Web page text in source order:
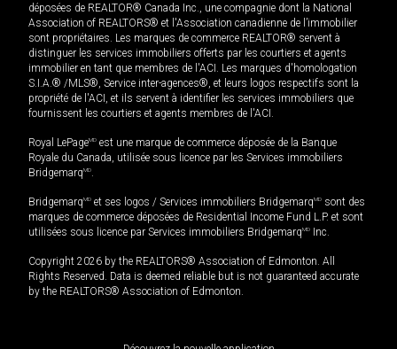
déposées de REALTOR® Canada Inc., une compagnie dont la National
Association of REALTORS® et l'Association canadienne de l’immobilier
sont propriétaires. Les marques de commerce REALTOR® servent à
distinguer les services immobiliers offerts par les courtiers et agents
immobilier en tant que membres de l'ACI. Les marques d'homologation
S.I.A.® /MLS®, Service inter-agences®, et leurs logos respectifs sont la
propriété de l'ACI, et ils servent à identifier les services immobiliers que
fournissent les courtiers et agents membres de l'ACI.
Royal LePageMD est une marque de commerce déposée de la Banque
Royale du Canada, utilisée sous licence par les Services immobiliers
BridgemarqMD.
BridgemarqMD et ses logos / Services immobiliers BridgemarqMD sont des
marques de commerce déposées de Residential Income Fund L.P. et sont
utilisées sous licence par Services immobiliers BridgemarqMD Inc.
Copyright 2026 by the REALTORS® Association of Edmonton. All
Rights Reserved. Data is deemed reliable but is not guaranteed accurate
by the REALTORS® Association of Edmonton.